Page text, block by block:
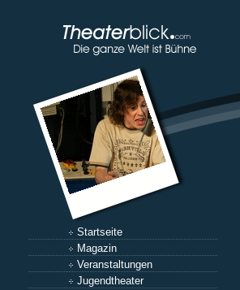
Startseite
Magazin
Veranstaltungen
Jugendtheater